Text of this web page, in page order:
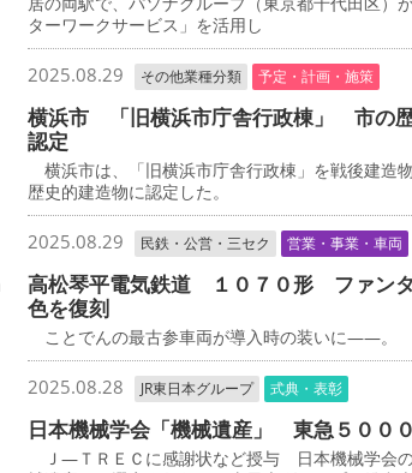
ターワークサービス」を活用し
2025.08.29 その他業種分類 予定・計画・施策
横浜市 「旧横浜市庁舎行政棟」 市の
認定
横浜市は、「旧横浜市庁舎行政棟」を戦後建造
歴史的建造物に認定した。
2025.08.29 民鉄・公営・三セク 営業・事業・車両
高松琴平電気鉄道 １０７０形 ファン
色を復刻
ことでんの最古参車両が導入時の装いに――。
2025.08.28 JR東日本グループ 式典・表彰
日本機械学会「機械遺産」 東急５００
Ｊ―ＴＲＥＣに感謝状など授与 日本機械学会